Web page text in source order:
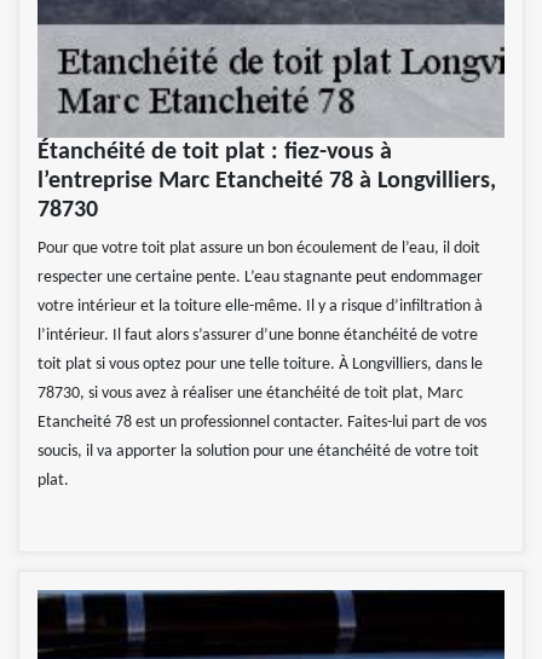
Étanchéité de toit plat : fiez-vous à
l’entreprise Marc Etancheité 78 à Longvilliers,
78730
Pour que votre toit plat assure un bon écoulement de l’eau, il doit
respecter une certaine pente. L’eau stagnante peut endommager
votre intérieur et la toiture elle-même. Il y a risque d’infiltration à
l’intérieur. Il faut alors s’assurer d’une bonne étanchéité de votre
toit plat si vous optez pour une telle toiture. À Longvilliers, dans le
78730, si vous avez à réaliser une étanchéité de toit plat, Marc
Etancheité 78 est un professionnel contacter. Faites-lui part de vos
soucis, il va apporter la solution pour une étanchéité de votre toit
plat.